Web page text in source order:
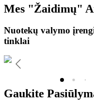
Mes "Žaidimų"
Nuotekų valymo
tinklai
Gaukite